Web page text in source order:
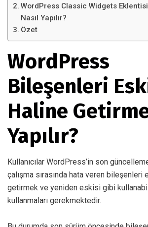
WordPress Classic Widgets
Nasıl Yapılır?
Özet
WordPress
Bileşenleri
Haline
Yapılır?
Kullanıcılar WordPress’in son
çalışma sırasında hata veren bileşenleri
getirmek ve yeniden eskisi gibi
kullanmaları gerekmektedir.